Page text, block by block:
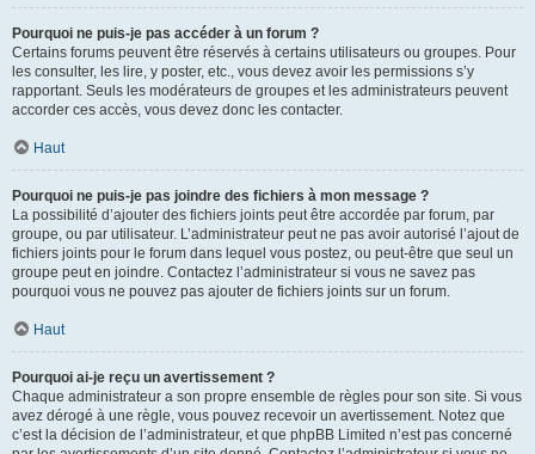
Pourquoi ne puis-je pas accéder à un forum ?
Certains forums peuvent être réservés à certains utilisateurs ou groupes. Pour
les consulter, les lire, y poster, etc., vous devez avoir les permissions s’y
rapportant. Seuls les modérateurs de groupes et les administrateurs peuvent
accorder ces accès, vous devez donc les contacter.
Haut
Pourquoi ne puis-je pas joindre des fichiers à mon message ?
La possibilité d’ajouter des fichiers joints peut être accordée par forum, par
groupe, ou par utilisateur. L’administrateur peut ne pas avoir autorisé l’ajout de
fichiers joints pour le forum dans lequel vous postez, ou peut-être que seul un
groupe peut en joindre. Contactez l’administrateur si vous ne savez pas
pourquoi vous ne pouvez pas ajouter de fichiers joints sur un forum.
Haut
Pourquoi ai-je reçu un avertissement ?
Chaque administrateur a son propre ensemble de règles pour son site. Si vous
avez dérogé à une règle, vous pouvez recevoir un avertissement. Notez que
c’est la décision de l’administrateur, et que phpBB Limited n’est pas concerné